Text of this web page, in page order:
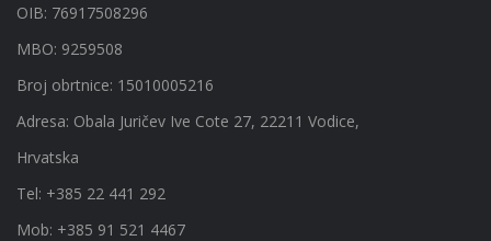
OIB: 76917508296
MBO: 9259508
Broj obrtnice: 15010005216
Adresa: Obala Juričev Ive Cote 27, 22211 Vodice,
Hrvatska
Tel: +385 22 441 292
Mob: +385 91 521 4467